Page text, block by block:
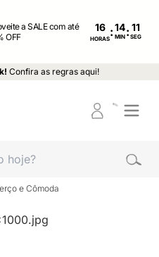
a SALE com até
OFF
16
HORAS: MIN : SEG
Confira as regras aqui!
e Cômoda